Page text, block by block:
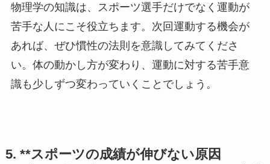
物理学の知識は、スポーツ選手だけでなく運動が
苦手な人にこそ役立ちます。次回運動する機会が
あれば、ぜひ慣性の法則を意識してみてくださ
い。体の動かし方が変わり、運動に対する苦手意
識も少しずつ変わっていくことでしょう。
5. **スポーツの成績が伸びない原因